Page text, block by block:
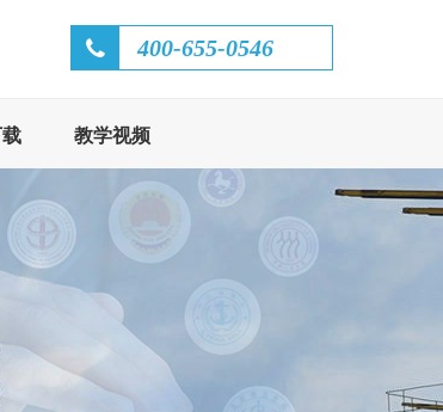
400-655-0546
教学视频